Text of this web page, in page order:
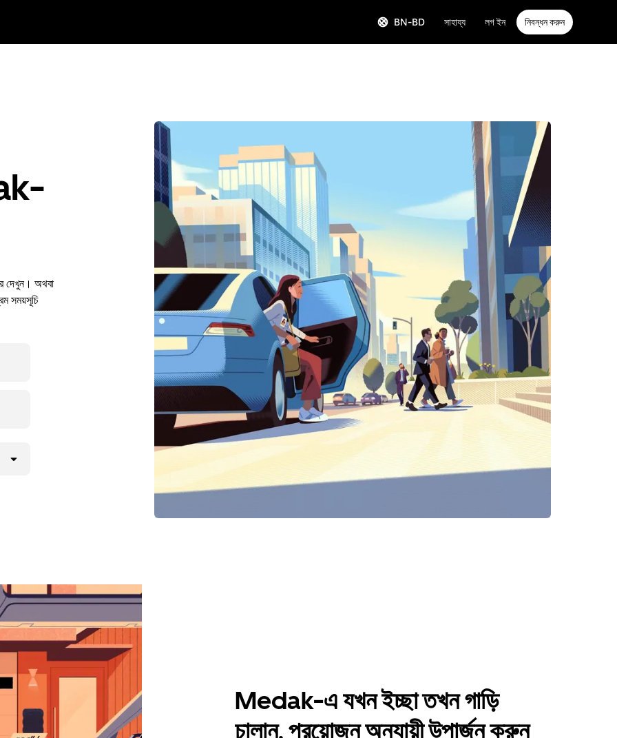
BN-BD সাহায্য লগ ইন নিবন্ধন করুন
দেখুন। অথবা
সময়সূচি
Medak-এ যখন ইচ্ছা তখন গাড়ি
চালান, প্রয়োজন অনুযায়ী উপার্জন করুন